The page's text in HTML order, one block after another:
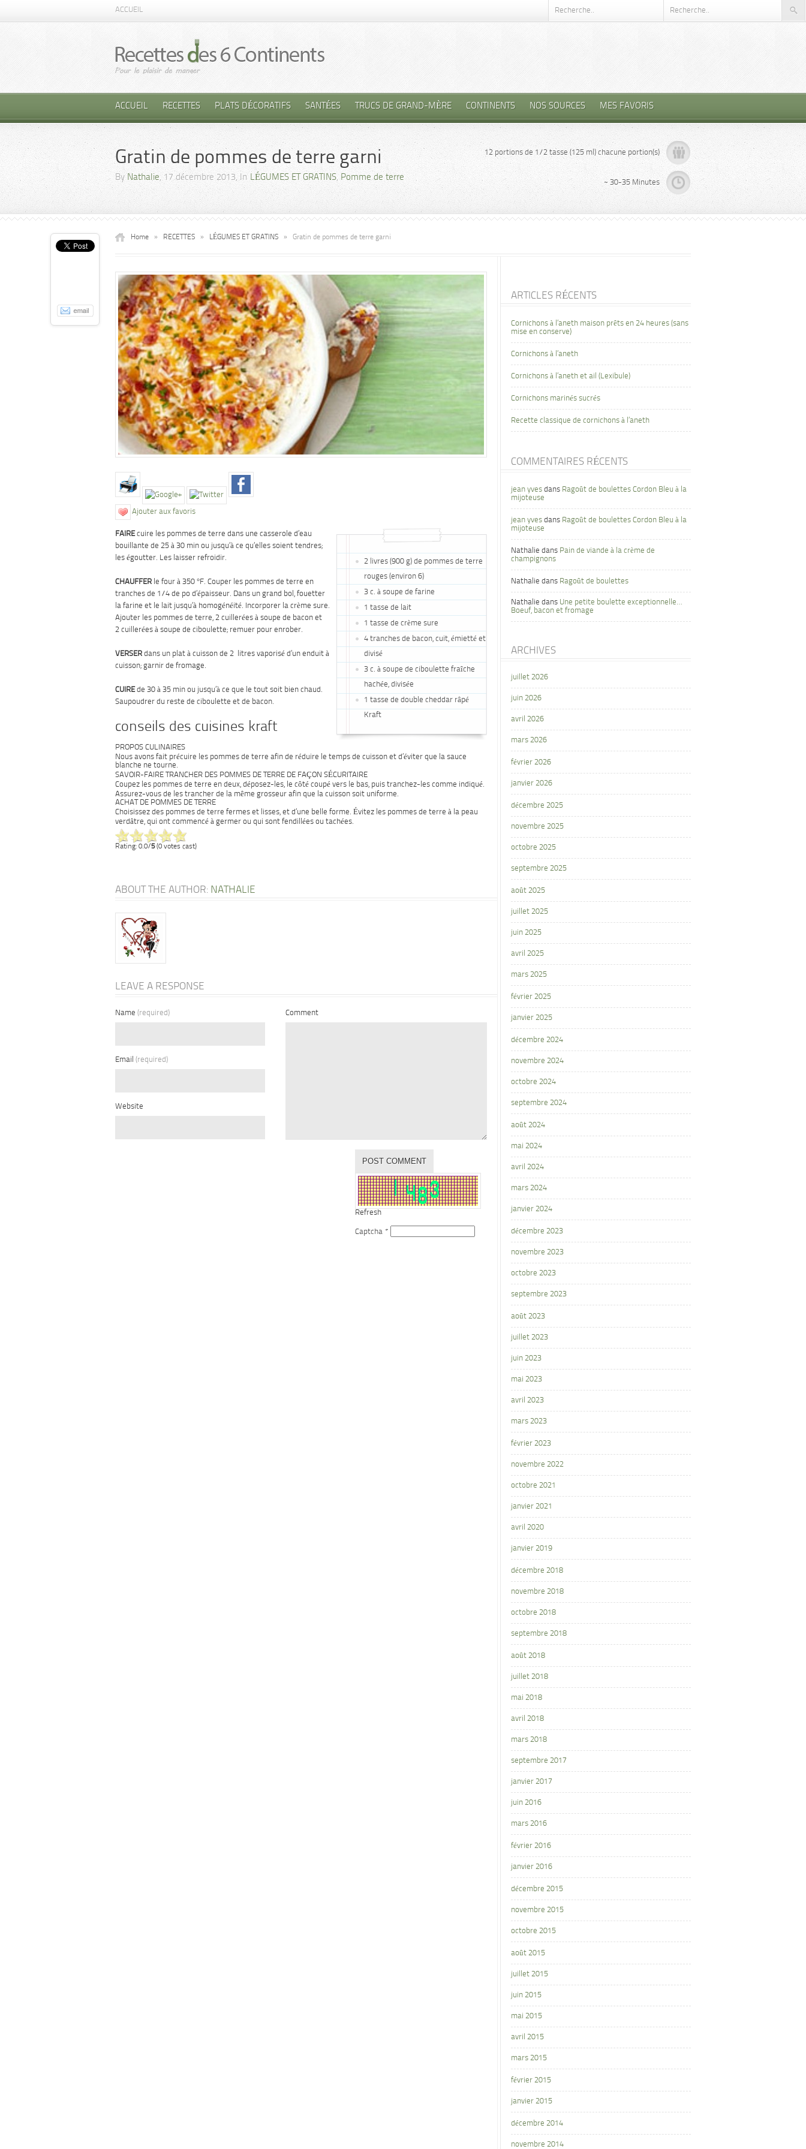
ACCUEIL
ACCUEIL RECETTES PLATS DÉCORATIFS SANTÉES TRUCS DE GRAND-MÈRE CONTINENTS NOS SOURCES MES FAVORIS
Gratin de pommes de terre garni
By Nathalie, 17 décembre 2013, InLÉGUMES ET GRATINS, Pomme de terre
12 portions de 1/2 tasse (125 ml) chacune portion(s)
~ 30-35 Minutes
Home » RECETTES » LÉGUMES ET GRATINS » Gratin de pommes de terre garni
Ajouter aux favoris
2 livres (900 g) de pommes de terre
rouges (environ 6)
3 c. à soupe de farine
1 tasse de lait
1 tasse de crème sure
4 tranches de bacon, cuit, émietté et
divisé
3 c. à soupe de ciboulette fraîche
hachée, divisée
1 tasse de double cheddar râpé
Kraft
FAIREcuire les pommes de terre dans une casserole d’eau
bouillante de 25 à 30 min ou jusqu’à ce qu’elles soient tendres;
les égoutter. Les laisser refroidir.
CHAUFFER le four à 350 °F. Couper les pommes de terre en
tranches de 1/4 de po d’épaisseur. Dans un grand bol, fouetter
la farine et le lait jusqu’à homogénéité. Incorporer la crème sure.
Ajouter les pommes de terre, 2 cuillerées à soupe de bacon et
2 cuillerées à soupe de ciboulette; remuer pour enrober.
VERSER dans un plat à cuisson de 2 litres vaporisé d’un enduit à
cuisson; garnir de fromage.
CUIREde 30 à 35 min ou jusqu’à ce que le tout soit bien chaud.
Saupoudrer du reste de ciboulette et de bacon.
conseils des cuisines kraft
PROPOS CULINAIRES
Nous avons fait précuire les pommes de terre afin de réduire le temps de cuisson et d’éviter que la sauce
blanche ne tourne.
SAVOIR-FAIRE TRANCHER DES POMMES DE TERRE DE FAÇON SÉCURITAIRE
Coupez les pommes de terre en deux, déposez-les, le côté coupé vers le bas, puis tranchez-les comme indiqué.
Assurez-vous de les trancher de la même grosseur afin que la cuisson soit uniforme.
ACHAT DE POMMES DE TERRE
Choisissez des pommes de terre fermes et lisses, et d’une belle forme. Évitez les pommes de terre à la peau
verdâtre, qui ont commencé à germer ou qui sont fendillées ou tachées.
Rating: 0.0/5(0 votes cast)
ABOUT THE AUTHOR: NATHALIE
LEAVE A RESPONSE
Name (required)
Email (required)
Website
Comment
Refresh
Captcha *
ARTICLES RÉCENTS
Cornichons à l’aneth maison prêts en 24 heures (sans
mise en conserve)
Cornichons à l’aneth
Cornichons à l’aneth et ail (Lexibule)
Cornichons marinés sucrés
Recette classique de cornichons à l’aneth
COMMENTAIRES RÉCENTS
jean yves dans Ragoût de boulettes Cordon Bleu à la
mijoteuse
jean yves dans Ragoût de boulettes Cordon Bleu à la
mijoteuse
Nathalie dans Pain de viande à la crème de
champignons
Nathalie dans Ragoût de boulettes
Nathalie dans Une petite boulette exceptionnelle…
Boeuf, bacon et fromage
ARCHIVES
juillet 2026
juin 2026
avril 2026
mars 2026
février 2026
janvier 2026
décembre 2025
novembre 2025
octobre 2025
septembre 2025
août 2025
juillet 2025
juin 2025
avril 2025
mars 2025
février 2025
janvier 2025
décembre 2024
novembre 2024
octobre 2024
septembre 2024
août 2024
mai 2024
avril 2024
mars 2024
janvier 2024
décembre 2023
novembre 2023
octobre 2023
septembre 2023
août 2023
juillet 2023
juin 2023
mai 2023
avril 2023
mars 2023
février 2023
novembre 2022
octobre 2021
janvier 2021
avril 2020
janvier 2019
décembre 2018
novembre 2018
octobre 2018
septembre 2018
août 2018
juillet 2018
mai 2018
avril 2018
mars 2018
septembre 2017
janvier 2017
juin 2016
mars 2016
février 2016
janvier 2016
décembre 2015
novembre 2015
octobre 2015
août 2015
juillet 2015
juin 2015
mai 2015
avril 2015
mars 2015
février 2015
janvier 2015
décembre 2014
novembre 2014